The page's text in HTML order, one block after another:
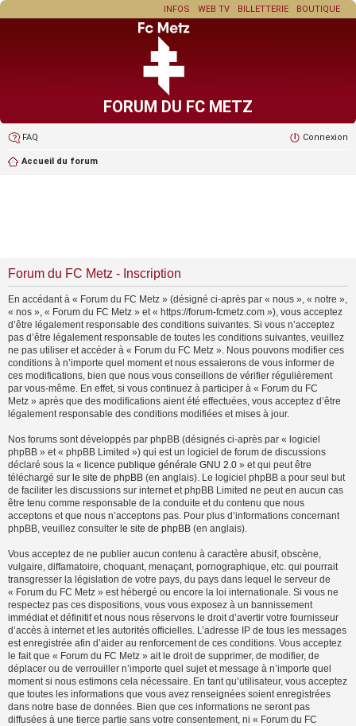
BOUTIQUE
BILLETTERIE
WEB TV
INFOS
FORUM DU FC METZ
FAQ Connexion
Accueil du forum
Forum du FC Metz - Inscription
En accédant à « Forum du FC Metz » (désigné ci-après par « nous », « notre »,
« nos », « Forum du FC Metz » et « https://forum-fcmetz.com »), vous acceptez
d’être légalement responsable des conditions suivantes. Si vous n’acceptez
pas d’être légalement responsable de toutes les conditions suivantes, veuillez
ne pas utiliser et accéder à « Forum du FC Metz ». Nous pouvons modifier ces
conditions à n’importe quel moment et nous essaierons de vous informer de
ces modifications, bien que nous vous conseillons de vérifier régulièrement
par vous-même. En effet, si vous continuez à participer à « Forum du FC
Metz » après que des modifications aient été effectuées, vous acceptez d’être
légalement responsable des conditions modifiées et mises à jour.
Nos forums sont développés par phpBB (désignés ci-après par « logiciel
phpBB » et « phpBB Limited ») qui est un logiciel de forum de discussions
déclaré sous la « licence publique générale GNU 2.0 » et qui peut être
téléchargé sur le site de phpBB (en anglais). Le logiciel phpBB a pour seul but
de faciliter les discussions sur internet et phpBB Limited ne peut en aucun cas
être tenu comme responsable de la conduite et du contenu que nous
acceptons et que nous n’acceptons pas. Pour plus d’informations concernant
phpBB, veuillez consulter le site de phpBB (en anglais).
Vous acceptez de ne publier aucun contenu à caractère abusif, obscène,
vulgaire, diffamatoire, choquant, menaçant, pornographique, etc. qui pourrait
transgresser la législation de votre pays, du pays dans lequel le serveur de
« Forum du FC Metz » est hébergé ou encore la loi internationale. Si vous ne
respectez pas ces dispositions, vous vous exposez à un bannissement
immédiat et définitif et nous nous réservons le droit d’avertir votre fournisseur
d’accès à internet et les autorités officielles. L’adresse IP de tous les messages
est enregistrée afin d’aider au renforcement de ces conditions. Vous acceptez
le fait que « Forum du FC Metz » ait le droit de supprimer, de modifier, de
déplacer ou de verrouiller n’importe quel sujet et message à n’importe quel
moment si nous estimons cela nécessaire. En tant qu’utilisateur, vous acceptez
que toutes les informations que vous avez renseignées soient enregistrées
dans notre base de données. Bien que ces informations ne seront pas
diffusées à une tierce partie sans votre consentement, ni « Forum du FC